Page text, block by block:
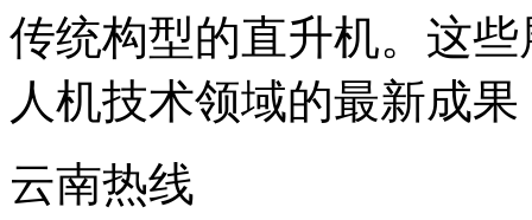
传统构型的直升机。这
人机技术领域的最新成
云南热线